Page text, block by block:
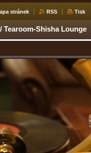
stránek RSS Tisk
Tearoom-Shisha Lounge